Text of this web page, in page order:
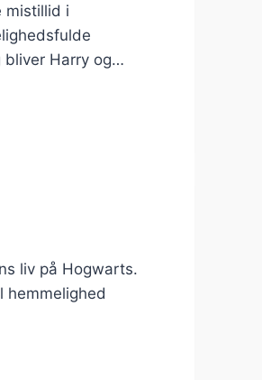
mistillid i
bliver Harry og…
liv på Hogwarts.
hemmelighed